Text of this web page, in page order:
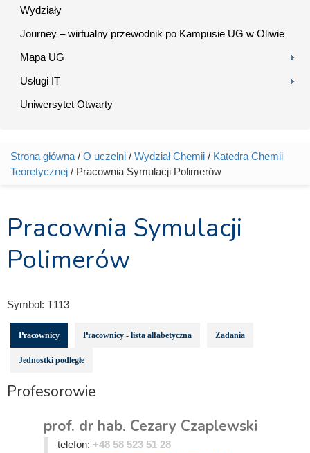
Wydziały
Journey – wirtualny przewodnik po Kampusie UG w Oliwie
Mapa UG
Usługi IT
Uniwersytet Otwarty
Jesteś tutaj
Strona główna / O uczelni / Wydział Chemii / Katedra Chemii
Teoretycznej / Pracownia Symulacji Polimerów
Pracownia Symulacji
Polimerów
Symbol: T113
Pracownicy Pracownicy - lista alfabetyczna Zadania
Jednostki podległe
Profesorowie
prof. dr hab. Cezary Czaplewski
telefon: +48 58 523 51 28